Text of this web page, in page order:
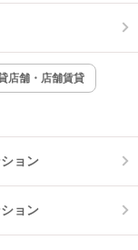
店舗・店舗賃貸
ョン
ョン